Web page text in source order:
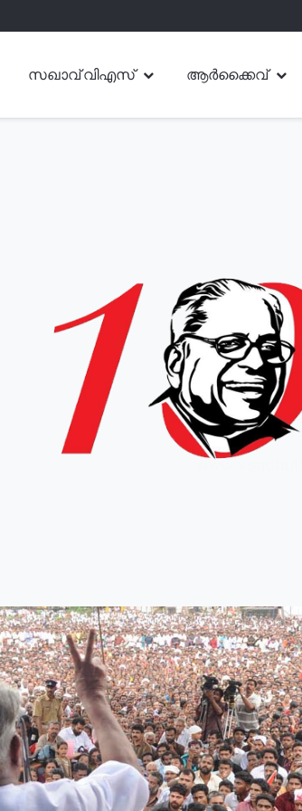
സഖാവ് വിഎസ് ആർക്കൈവ്